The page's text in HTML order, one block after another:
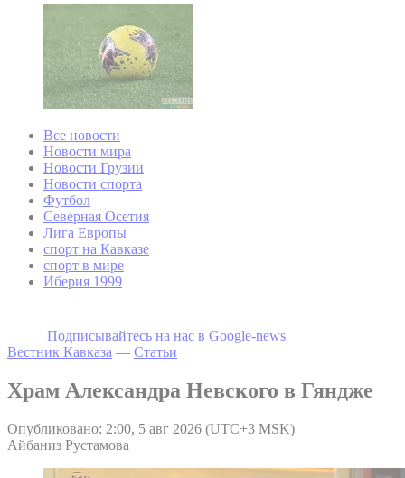
Все новости
Новости мира
Новости Грузии
Новости спорта
Футбол
Северная Осетия
Лига Европы
спорт на Кавказе
спорт в мире
Иберия 1999
Подписывайтесь на наc в Google-news
Вестник Кавказа — Статьи
Храм Александра Невского в Гяндже
Опубликовано: 2:00, 5 авг 2026 (UTC+3 MSK)
Айбаниз Рустамова